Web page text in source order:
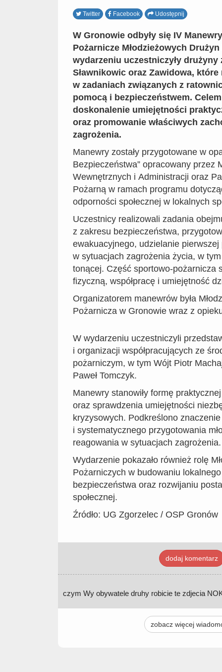
Twitter Facebook Udostępnij
W Gronowie odbyły się IV
Pożarnicze Młodzieżowych
wydarzeniu uczestniczyły drużyny
Sławnikowic oraz Zawidowa, które
w zadaniach związanych z
pomocą i bezpieczeństwem.
doskonalenie umiejętności
oraz promowanie właściwych
zagrożenia.
Manewry zostały przygotowane w
Bezpieczeństwa” opracowany przez
Wewnętrznych i Administracji oraz
Pożarną w ramach programu
odporności społecznej w lokalnych
Uczestnicy realizowali zadania
z zakresu bezpieczeństwa,
ewakuacyjnego, udzielanie pierwszej
w sytuacjach zagrożenia życia, w
tonącej. Część sportowo-pożarnicza
fizyczną, współpracę i umiejętność
Organizatorem manewrów była
Pożarnicza w Gronowie wraz z
W wydarzeniu uczestniczyli
i organizacji współpracujących ze
pożarniczym, w tym Wójt Piotr
Paweł Tomczyk.
Manewry stanowiły formę
oraz sprawdzenia umiejętności
kryzysowych. Podkreślono
i systematycznego przygotowania
reagowania w sytuacjach zagrożenia.
Wydarzenie pokazało również rolę
Pożarniczych w budowaniu
bezpieczeństwa oraz rozwijaniu
społecznej.
Źródło: UG Zgorzelec / OSP Gronów
dodaj komentarz
czym Wy obywatele druhy robicie te zdjecia
zobacz więcej